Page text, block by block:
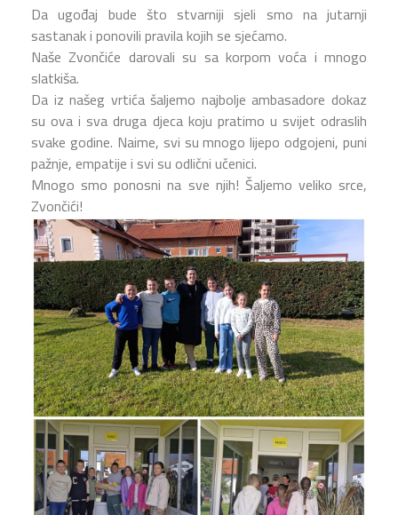
Da ugođaj bude što stvarniji sjeli smo na jutarnji
sastanak i ponovili pravila kojih se sjećamo.
Naše Zvončiće darovali su sa korpom voća i mnogo
slatkiša.
Da iz našeg vrtića šaljemo najbolje ambasadore dokaz
su ova i sva druga djeca koju pratimo u svijet odraslih
svake godine. Naime, svi sumnogo lijepo odgojeni, puni
pažnje, empatije i svi su odlični učenici.
Mnogo smo ponosni na sve njih! Šaljemo veliko srce,
Zvončići!